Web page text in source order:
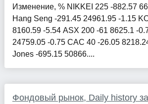
Изменение, % NIKKEI 225 -882.57
Hang Seng -291.45 24961.95 -1.15
8160.59 -5.54 ASX 200 -61 8625.1 -
24759.05 -0.75 CAC 40 -26.05
Jones -695.15 50866....
Фондовый рынок, Daily history